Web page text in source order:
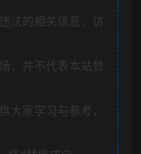
zh-cn
change 按钮。
法的相关信息，访
，并不代表本站赞
大家学习与参考，